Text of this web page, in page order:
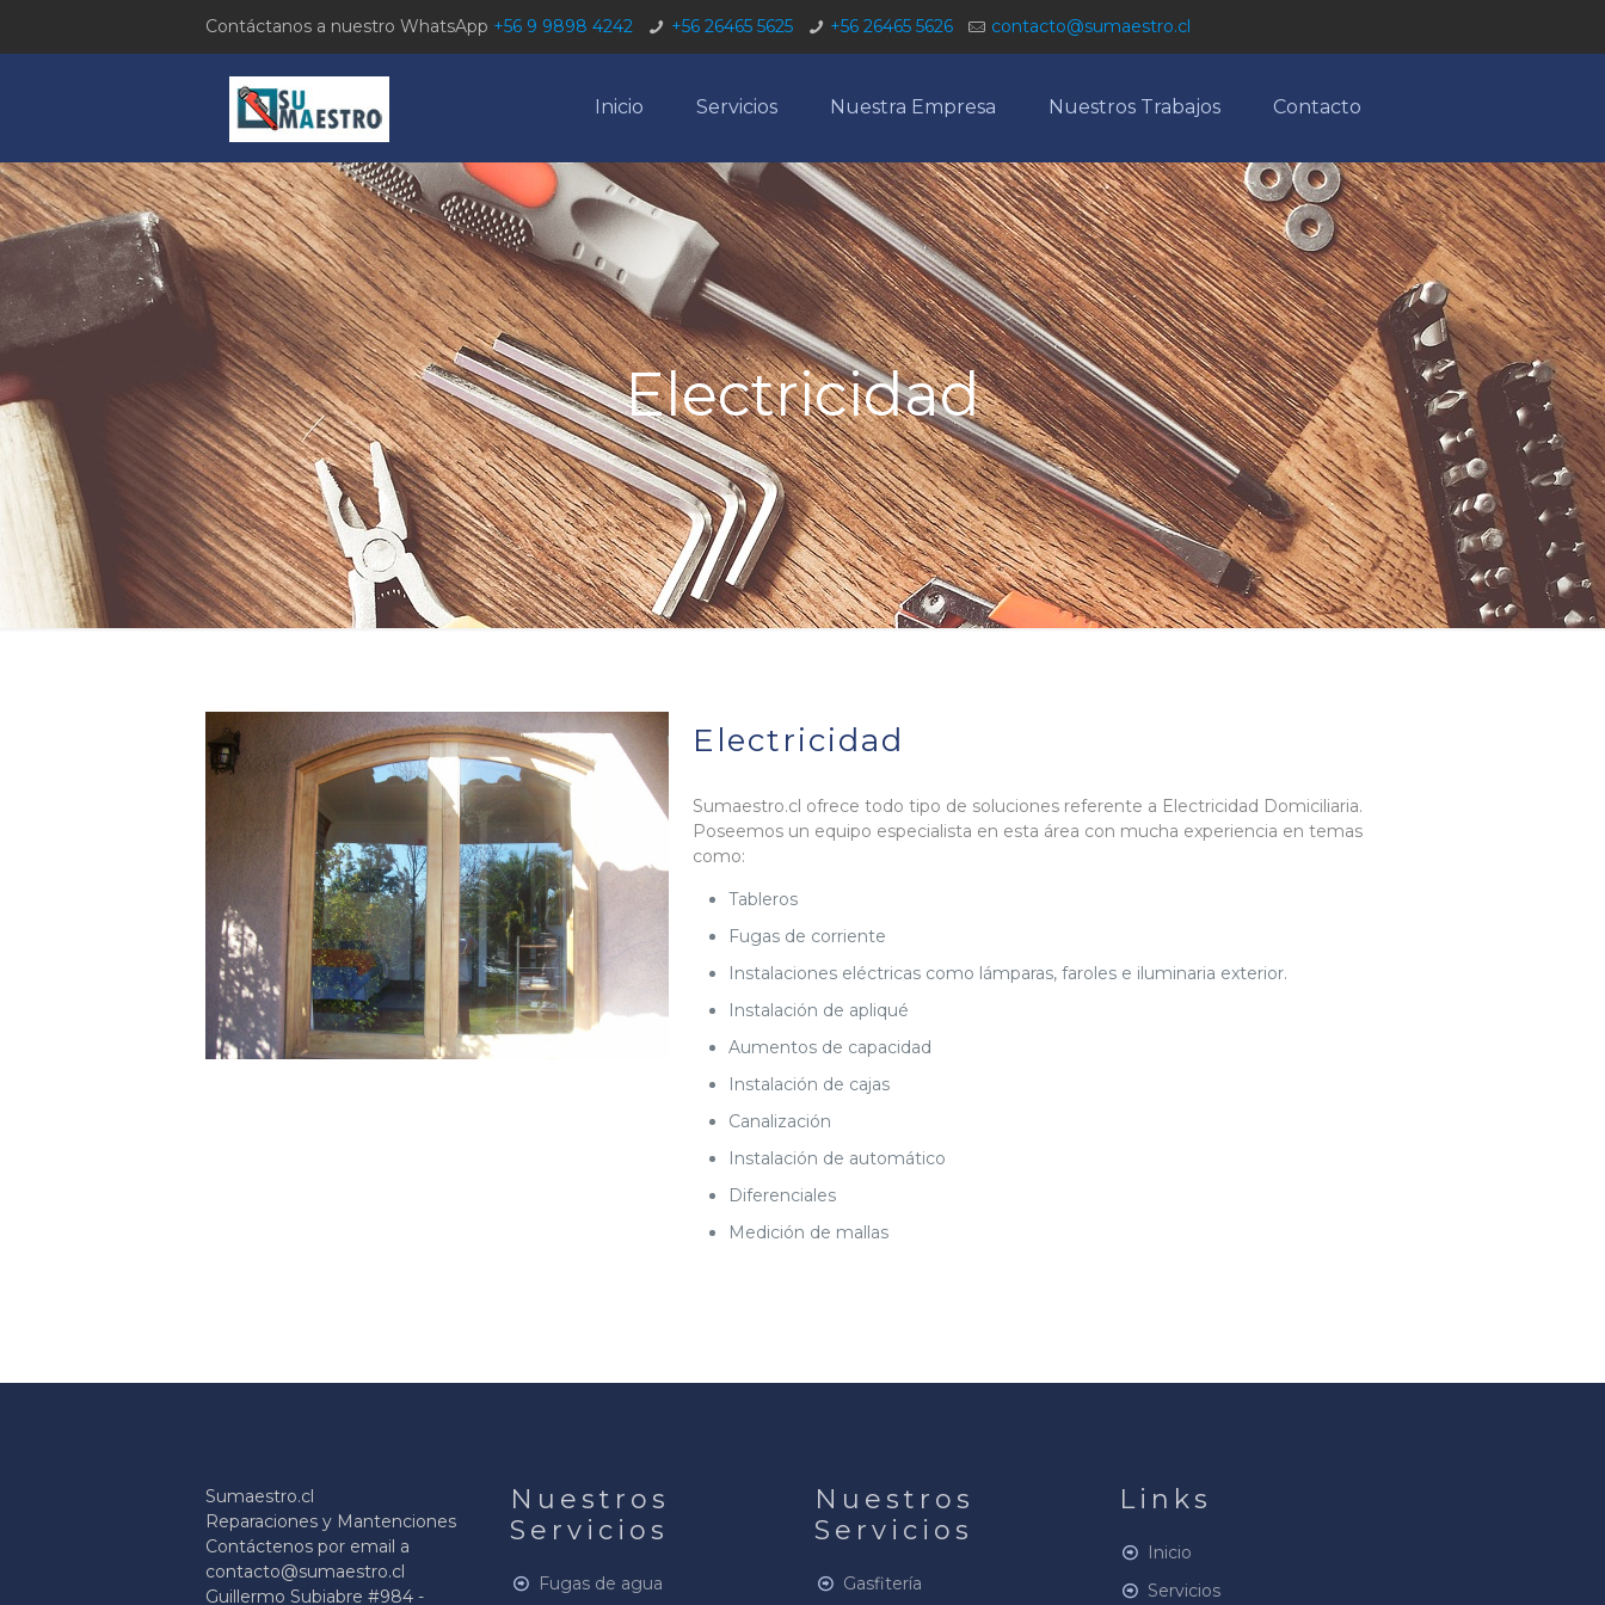
Contáctanos a nuestro WhatsApp +56 9 9898 4242 +56 26465 5625 +56 26465 5626 contacto@sumaestro.cl
Inicio Servicios Nuestra Empresa Nuestros Trabajos Contacto
Electricidad
Electricidad
Sumaestro.cl ofrece todo tipo de soluciones referente a Electricidad Domiciliaria.
Poseemos un equipo especialista en esta área con mucha experiencia en temas
como:
Tableros
Fugas de corriente
Instalaciones eléctricas como lámparas, faroles e iluminaria exterior.
Instalación de apliqué
Aumentos de capacidad
Instalación de cajas
Canalización
Instalación de automático
Diferenciales
Medición de mallas
Sumaestro.cl
Reparaciones y Mantenciones
Contáctenos por email a
contacto@sumaestro.cl
Guillermo Subiabre #984 -
Nuestros
Servicios
Fugas de agua
Nuestros
Servicios
Gasfitería
Links
Inicio
Servicios